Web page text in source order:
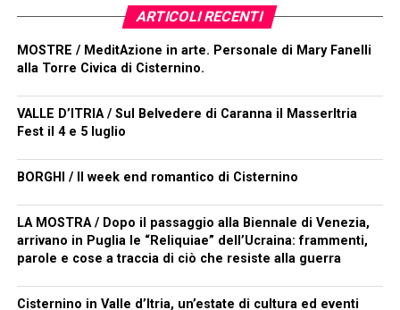
ARTICOLI RECENTI
MOSTRE / MeditAzione in arte. Personale di Mary Fanelli
alla Torre Civica di Cisternino.
VALLE D’ITRIA / Sul Belvedere di Caranna il MasserItria
Fest il 4 e 5 luglio
BORGHI / Il week end romantico di Cisternino
LA MOSTRA / Dopo il passaggio alla Biennale di Venezia,
arrivano in Puglia le “Reliquiae” dell’Ucraina: frammenti,
parole e cose a traccia di ciò che resiste alla guerra
Cisternino in Valle d’Itria, un’estate di cultura ed eventi